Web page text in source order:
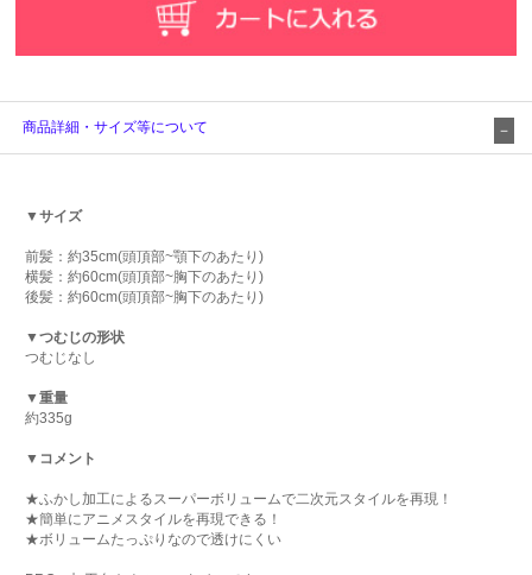
商品詳細・サイズ等について
▼サイズ
前髪：約35cm(頭頂部~顎下のあたり)
横髪：約60cm(頭頂部~胸下のあたり)
後髪：約60cm(頭頂部~胸下のあたり)
▼つむじの形状
つむじなし
▼重量
約335g
▼コメント
★ふかし加工によるスーパーボリュームで二次元スタイルを再現！
★簡単にアニメスタイルを再現できる！
★ボリュームたっぷりなので透けにくい